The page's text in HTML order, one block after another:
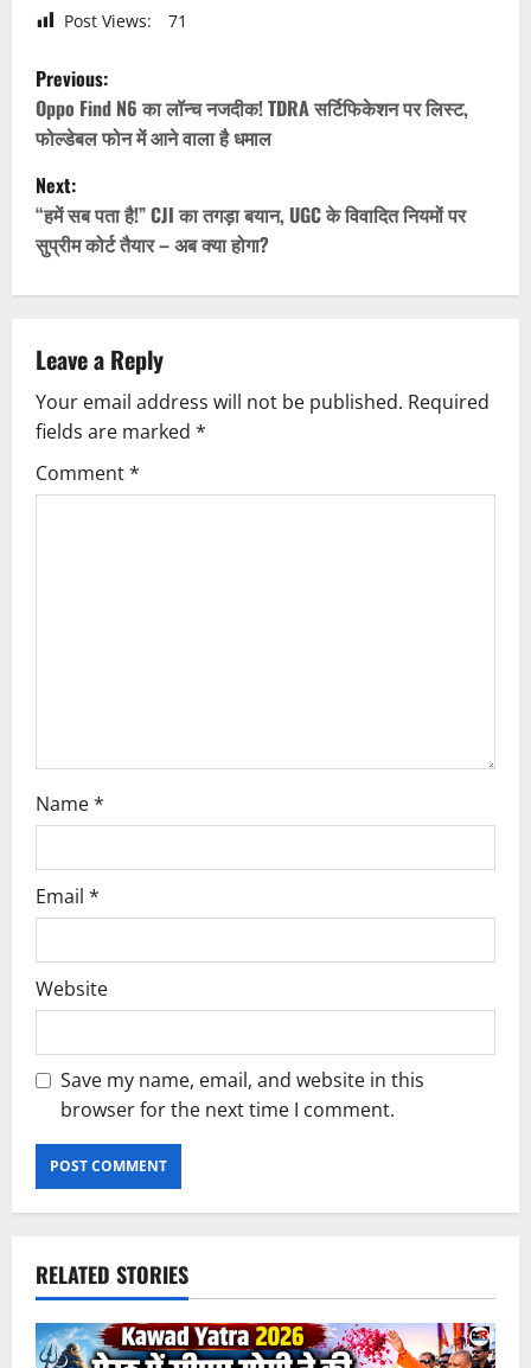
Post Views: 71
P
o
s
t
n
v
i
g
Previous:
Oppo Find N6 का लॉन्च नजदीक! TDRA सर्टिफिकेशन पर लिस्ट,
फोल्डेबल फोन में आने वाला है धमाल
Next:
“हमें सब पता है!” CJI का तगड़ा बयान, UGC के विवादित नियमों पर
सुप्रीम कोर्ट तैयार – अब क्या होगा?
Leave a Reply
Your email address will not be published. Required
fields are marked *
Comment*
Name*
Email *
Website
Save my name, email, and website in this
browser for the next time I comment.
RELATED STORIES